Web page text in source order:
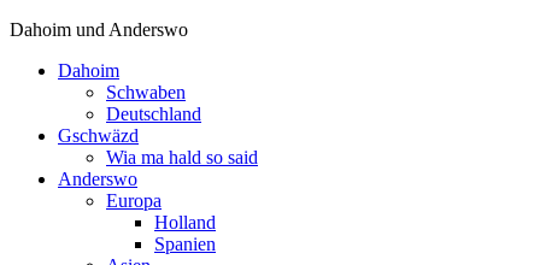
Dahoim und Anderswo
Dahoim
Schwaben
Deutschland
Gschwäzd
Wia ma hald so said
Anderswo
Europa
Holland
Spanien